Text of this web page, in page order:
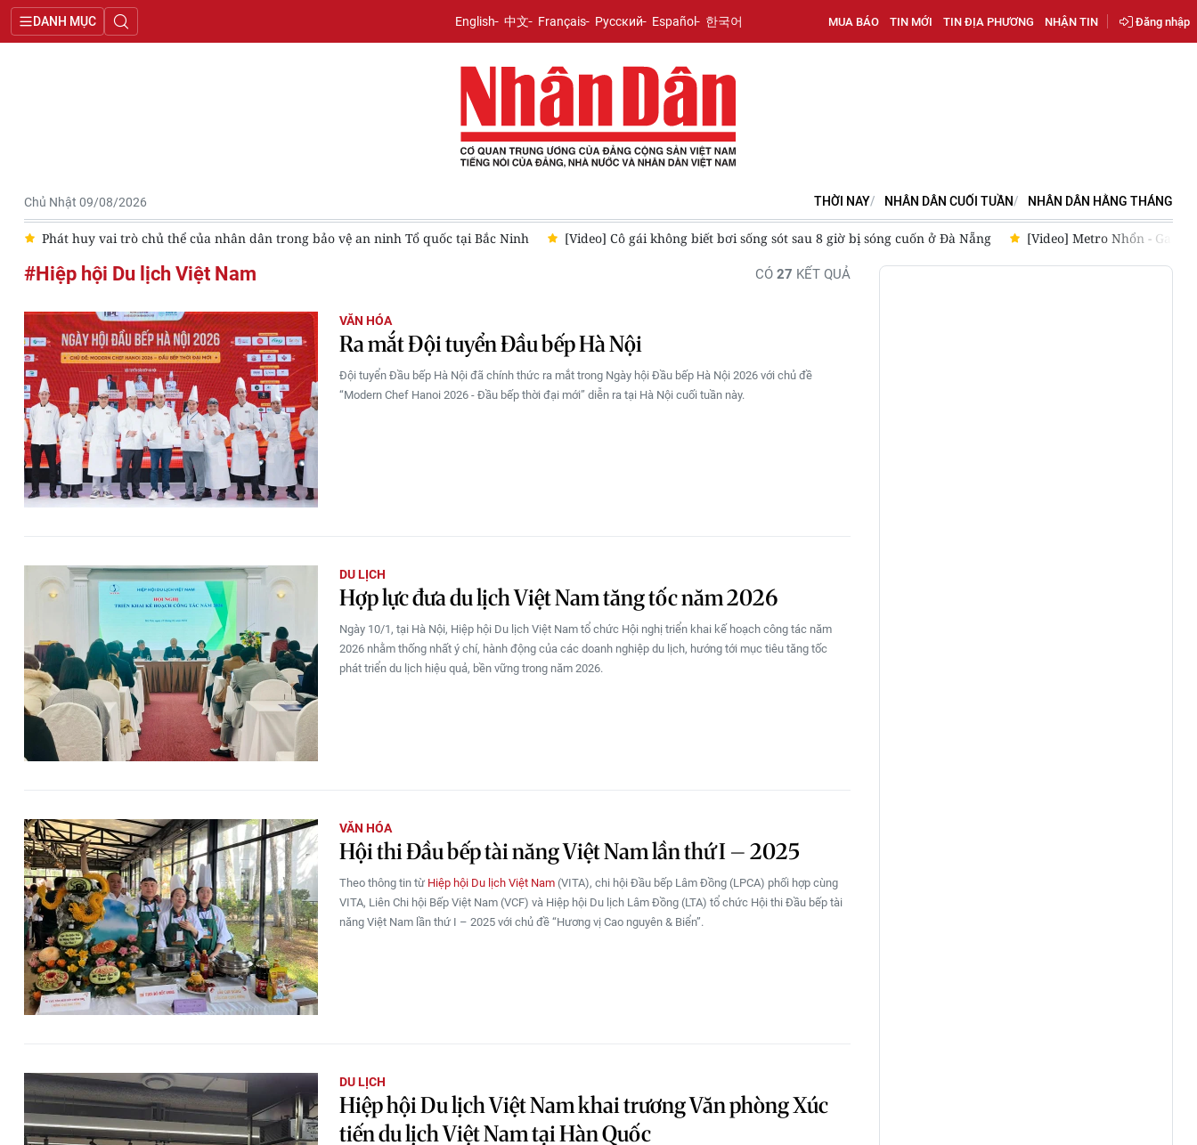
DANH MỤC English 中文 Français Русский Español 한국어 MUA BÁO TIN MỚI TIN ĐỊA PHƯƠNG NHẬN TIN Đăng nhập
Chủ Nhật 09/08/2026 THỜI NAY NHÂN DÂN CUỐI TUẦN NHÂN DÂN HẰNG THÁNG
Phát huy vai trò chủ thể của nhân dân trong bảo vệ an ninh Tổ quốc tại Bắc Ninh [Video] Cô gái không biết bơi sống sót sau 8 giờ bị sóng cuốn ở Đà Nẵng [Video] Metro Nhổn - Ga
#Hiệp hội Du lịch Việt Nam CÓ 27 KẾT QUẢ
VĂN HÓA
Ra mắt Đội tuyển Đầu bếp Hà Nội
Đội tuyển Đầu bếp Hà Nội đã chính thức ra mắt trong Ngày hội Đầu bếp Hà Nội 2026 với chủ đề
“Modern Chef Hanoi 2026 - Đầu bếp thời đại mới” diễn ra tại Hà Nội cuối tuần này.
DU LỊCH
Hợp lực đưa du lịch Việt Nam tăng tốc năm 2026
Ngày 10/1, tại Hà Nội, Hiệp hội Du lịch Việt Nam tổ chức Hội nghị triển khai kế hoạch công tác năm
2026 nhằm thống nhất ý chí, hành động của các doanh nghiệp du lịch, hướng tới mục tiêu tăng tốc
phát triển du lịch hiệu quả, bền vững trong năm 2026.
VĂN HÓA
Hội thi Đầu bếp tài năng Việt Nam lần thứ I – 2025
Theo thông tin từ Hiệp hội Du lịch Việt Nam (VITA), chi hội Đầu bếp Lâm Đồng (LPCA) phối hợp cùng
VITA, Liên Chi hội Bếp Việt Nam (VCF) và Hiệp hội Du lịch Lâm Đồng (LTA) tổ chức Hội thi Đầu bếp tài
năng Việt Nam lần thứ I – 2025 với chủ đề “Hương vị Cao nguyên & Biển”.
DU LỊCH
Hiệp hội Du lịch Việt Nam khai trương Văn phòng Xúc
tiến du lịch Việt Nam tại Hàn Quốc